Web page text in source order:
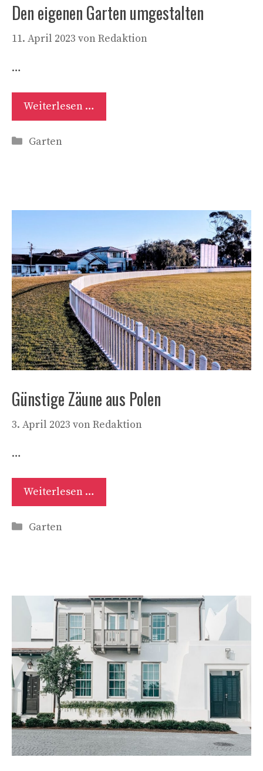
Den eigenen Garten umgestalten
11. April 2023 vonRedaktion
…
Weiterlesen …
Kategorien
Garten
Günstige Zäune aus Polen
3. April 2023 vonRedaktion
…
Weiterlesen …
Kategorien
Garten